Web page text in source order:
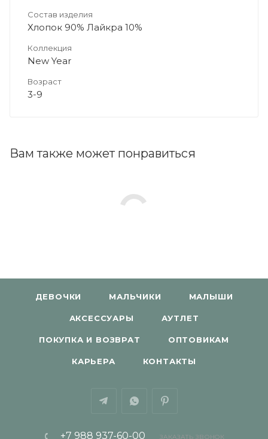
Состав изделия
Хлопок 90% Лайкра 10%
Коллекция
New Year
Возраст
3-9
Вам также может понравиться
ДЕВОЧКИ МАЛЬЧИКИ МАЛЫШИ
АКСЕССУАРЫ АУТЛЕТ
ПОКУПКА И ВОЗВРАТ ОПТОВИКАМ
КАРЬЕРА КОНТАКТЫ
+7 988 937-60-00 ЗАКАЗАТЬ ЗВОНОК